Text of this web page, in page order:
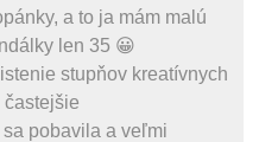
a to ja mám malú
len 35 😀
stupňov kreatívnych
častejšie
pobavila a veľmi